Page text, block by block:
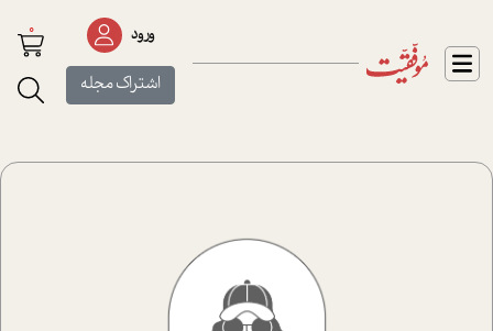
ورود
اشتراک مجله
0